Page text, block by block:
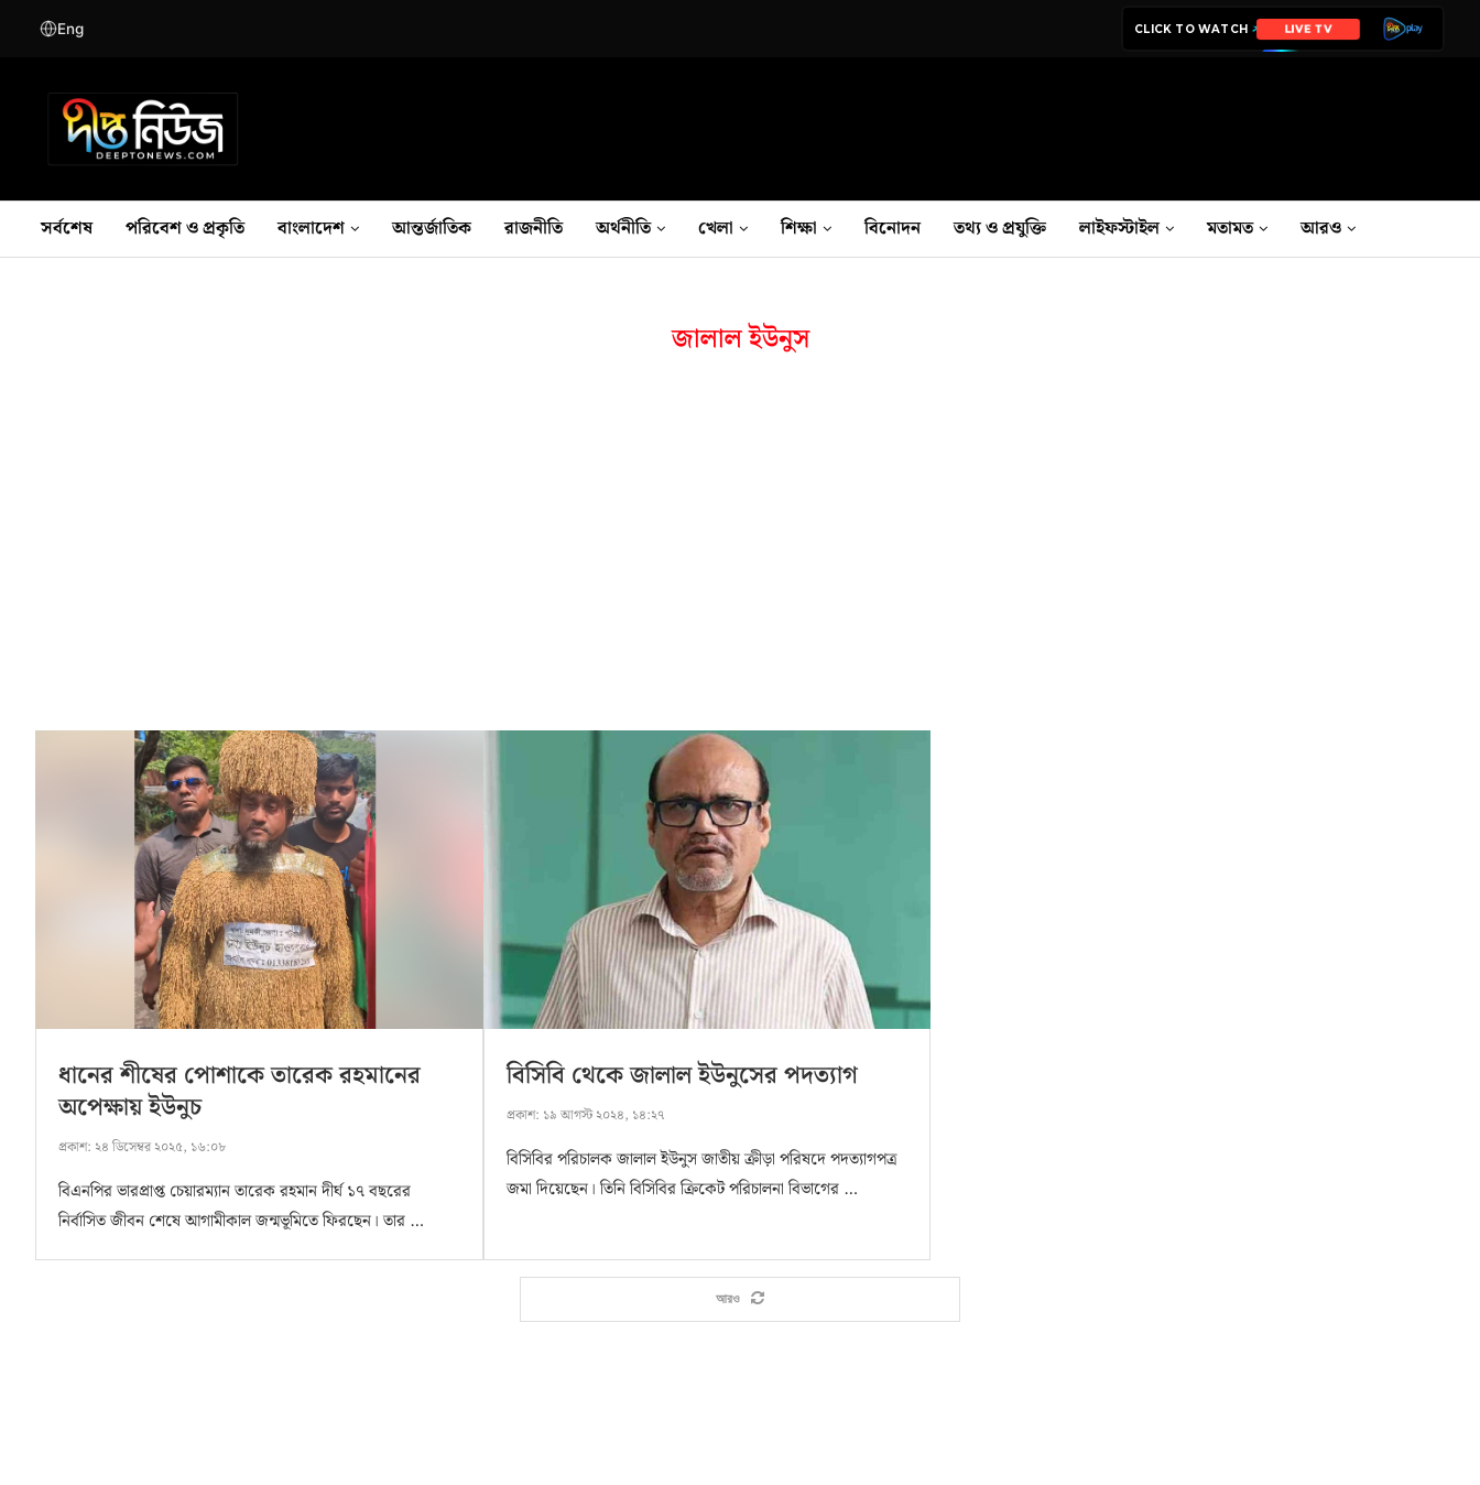
Eng CLICK TO WATCH LIVE TV
সর্বশেষ পরিবেশ ও প্রকৃতি বাংলাদেশ আন্তর্জাতিক রাজনীতি অর্থনীতি খেলা শিক্ষা বিনোদন তথ‍্য ও প্রযুক্তি লাইফস্টাইল মতামত আরও
জালাল ইউনুস
ধানের শীষের পোশাকে তারেক রহমানের
অপেক্ষায় ইউনুচ
প্রকাশ: ২৪ ডিসেম্বর ২০২৫, ১৬:০৮
বিএনপির ভারপ্রাপ্ত চেয়ারম্যান তারেক রহমান দীর্ঘ ১৭ বছরের
নির্বাসিত জীবন শেষে আগামীকাল জন্মভূমিতে ফিরছেন। তার …
বিসিবি থেকে জালাল ইউনুসের পদত্যাগ
প্রকাশ: ১৯ আগস্ট ২০২৪, ১৪:২৭
বিসিবির পরিচালক জালাল ইউনুস জাতীয় ক্রীড়া পরিষদে পদত্যাগপত্র
জমা দিয়েছেন। তিনি বিসিবির ক্রিকেট পরিচালনা বিভাগের …
আরও